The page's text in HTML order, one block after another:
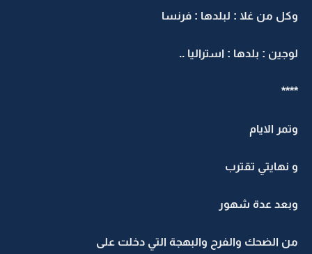
وكل من غلا : لبلدها : فرنسا
لوجين : بلدها : استراليا ..
****
وتمر الايام
و نهايتي تقترب
وبعد عدة شهور
من الضحك والفرح والبهجة التي دخلت على